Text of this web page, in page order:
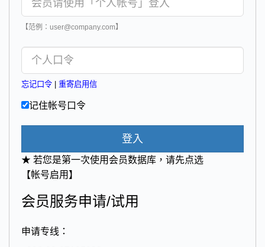
【范例：user@company.com】
忘记口令 重寄启用信
记住帐号口令
登入
★ 若您是第一次使用会员数据库，请先点选
【帐号启用】
会员服务申请/试用
申请专线：